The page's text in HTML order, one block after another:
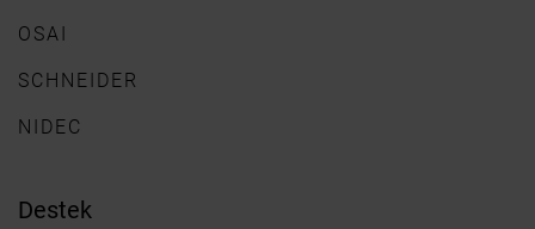
OSAI
SCHNEIDER
NIDEC
Destek